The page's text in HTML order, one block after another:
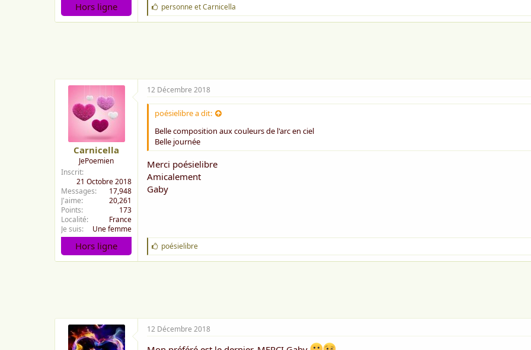
Hors ligne
J
'
a
personneetCarnicella
Carnicella
JePoemien
Inscrit
21 Octobre 2018
Messages
17,948
J'aime
20,261
Points
173
Localité
France
Je suis
Une femme
Hors ligne
12 Décembre 2018
poésielibre a dit:
Belle composition aux couleurs de l'arc en ciel
Belle journée
Merci poésielibre
Amicalement
Gaby
J
'
a
poésielibre
12 Décembre 2018